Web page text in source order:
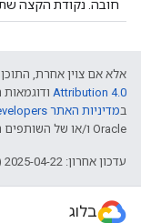
חובה. נקודת הקצה
אלא אם צוין אחרת, התוכן
Attribution 4.0 ודוגמאות
במדיניות האתר Google Developers‏
Oracle ו/או של השותפים העצמאיים שלה.
עדכון אחרון: 2025-04-22 (שעון UTC).
בלוג